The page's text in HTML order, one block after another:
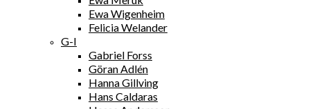
Ewa Wigenheim
Felicia Welander
G-I
Gabriel Forss
Göran Adlén
Hanna Gillving
Hans Caldaras